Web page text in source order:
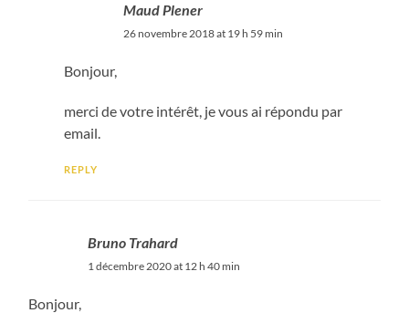
Maud Plener
26 novembre 2018 at 19 h 59 min
Bonjour,
merci de votre intérêt, je vous ai répondu par
email.
REPLY
Bruno Trahard
1 décembre 2020 at 12 h 40 min
Bonjour,